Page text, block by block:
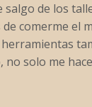
salgo de los
comerme el
herramientas
no solo me